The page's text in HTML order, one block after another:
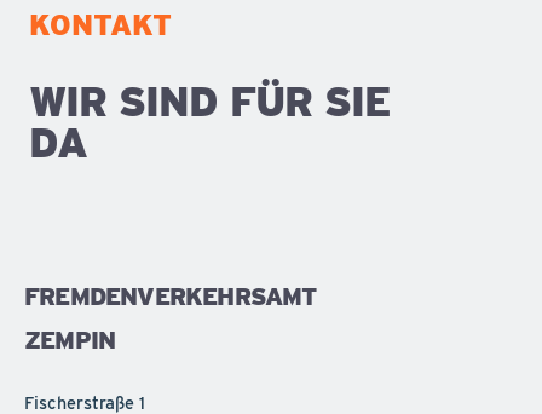
KONTAKT
WIR SIND FÜR SIE
DA
FREMDENVERKEHRSAMT
ZEMPIN
Fischerstraße 1